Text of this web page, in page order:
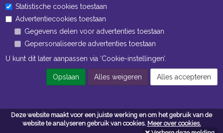
Deze website maakt voor een juiste werking en om het gebruik van de
website te analyseren gebruik van cookies. Meer over cookies.
Openingstijden Kantoor
ma t/m vr 8:30 uur tot 17:00 uur
Openingstijden Magazijn
ma t/m vr 7:00 uur tot 16:30 uur
Algemene voorwaarden
Statistische cookies toestaan
Advertentiecookies toestaan
Gegevens delen voor advertenties toestaan
Gepersonaliseerde advertenties toestaan
U kunt dit later aanpassen via ‘Cookie-instellingen’.
Opslaan Alles weigeren Alles accepteren